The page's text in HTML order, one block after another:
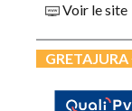
Voir le site
GRETAJURA